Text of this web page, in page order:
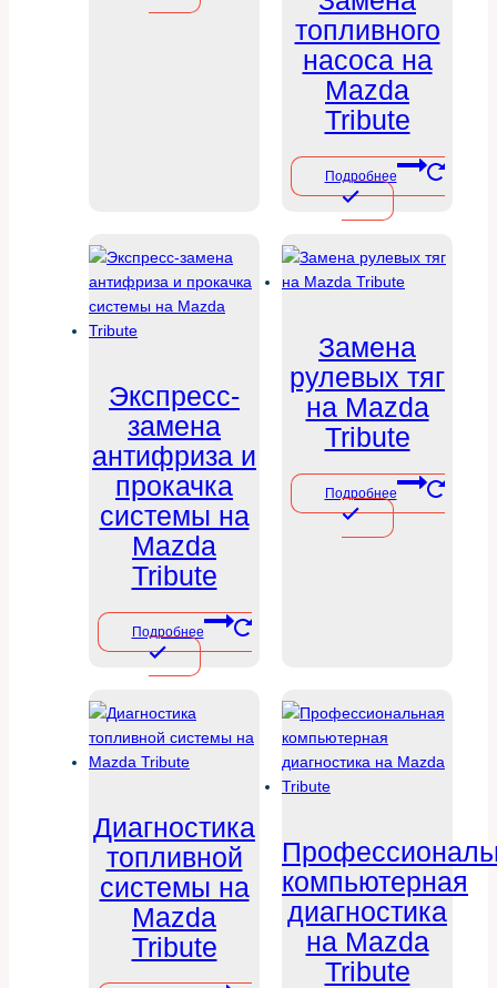
топливного
насоса на
Mazda
Tribute
Подробнее
Экспресс-
замена
антифриза и
прокачка
системы на
Mazda
Tribute
Подробнее
Замена
рулевых тяг
на Mazda
Tribute
Подробнее
Диагностика
топливной
системы на
Mazda
Tribute
компьютерная
диагностика
на Mazda
Tribute